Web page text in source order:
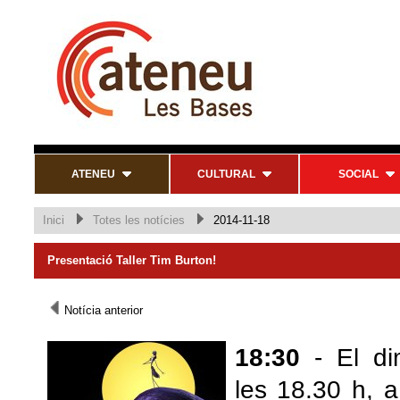
ATENEU CULTURAL SOCIAL
Inici Totes les notícies 2014-11-18
Presentació Taller Tim Burton!
Notícia anterior
18:30 - El
les 18.30 h,